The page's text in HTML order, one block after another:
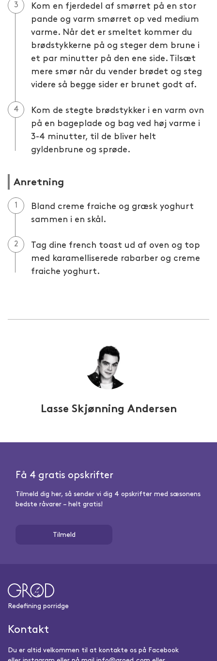
Kom en fjerdedel af smørret på en stor
pande og varm smørret op ved medium
varme. Når det er smeltet kommer du
brødstykkerne på og steger dem brune i
et par minutter på den ene side. Tilsæt
mere smør når du vender brødet og steg
videre så begge sider er brunet godt af.
Kom de stegte brødstykker i en varm ovn
på en bageplade og bag ved høj varme i
3-4 minutter, til de bliver helt
gyldenbrune og sprøde.
Anretning
Bland creme fraiche og græsk yoghurt
sammen i en skål.
Tag dine french toast ud af oven og top
med karamelliserede rabarber og creme
fraiche yoghurt.
Lasse Skjønning Andersen
Få 4 gratis opskrifter
Tilmeld dig her, så sender vi dig 4 opskrifter med sæsonens
bedste råvarer – helt gratis!
Tilmeld
Redefining porridge
Kontakt
Du er altid velkommen til at kontakte os på Facebook